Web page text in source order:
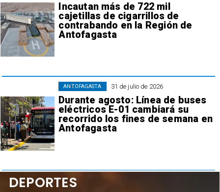
Incautan más de 722 mil
cajetillas de cigarrillos de
contrabando en la Región de
Antofagasta
31 de julio de 2026
Durante agosto: Línea de buses
eléctricos E-01 cambiará su
recorrido los fines de semana en
Antofagasta
ANTOFAGASTA
DEPORTES